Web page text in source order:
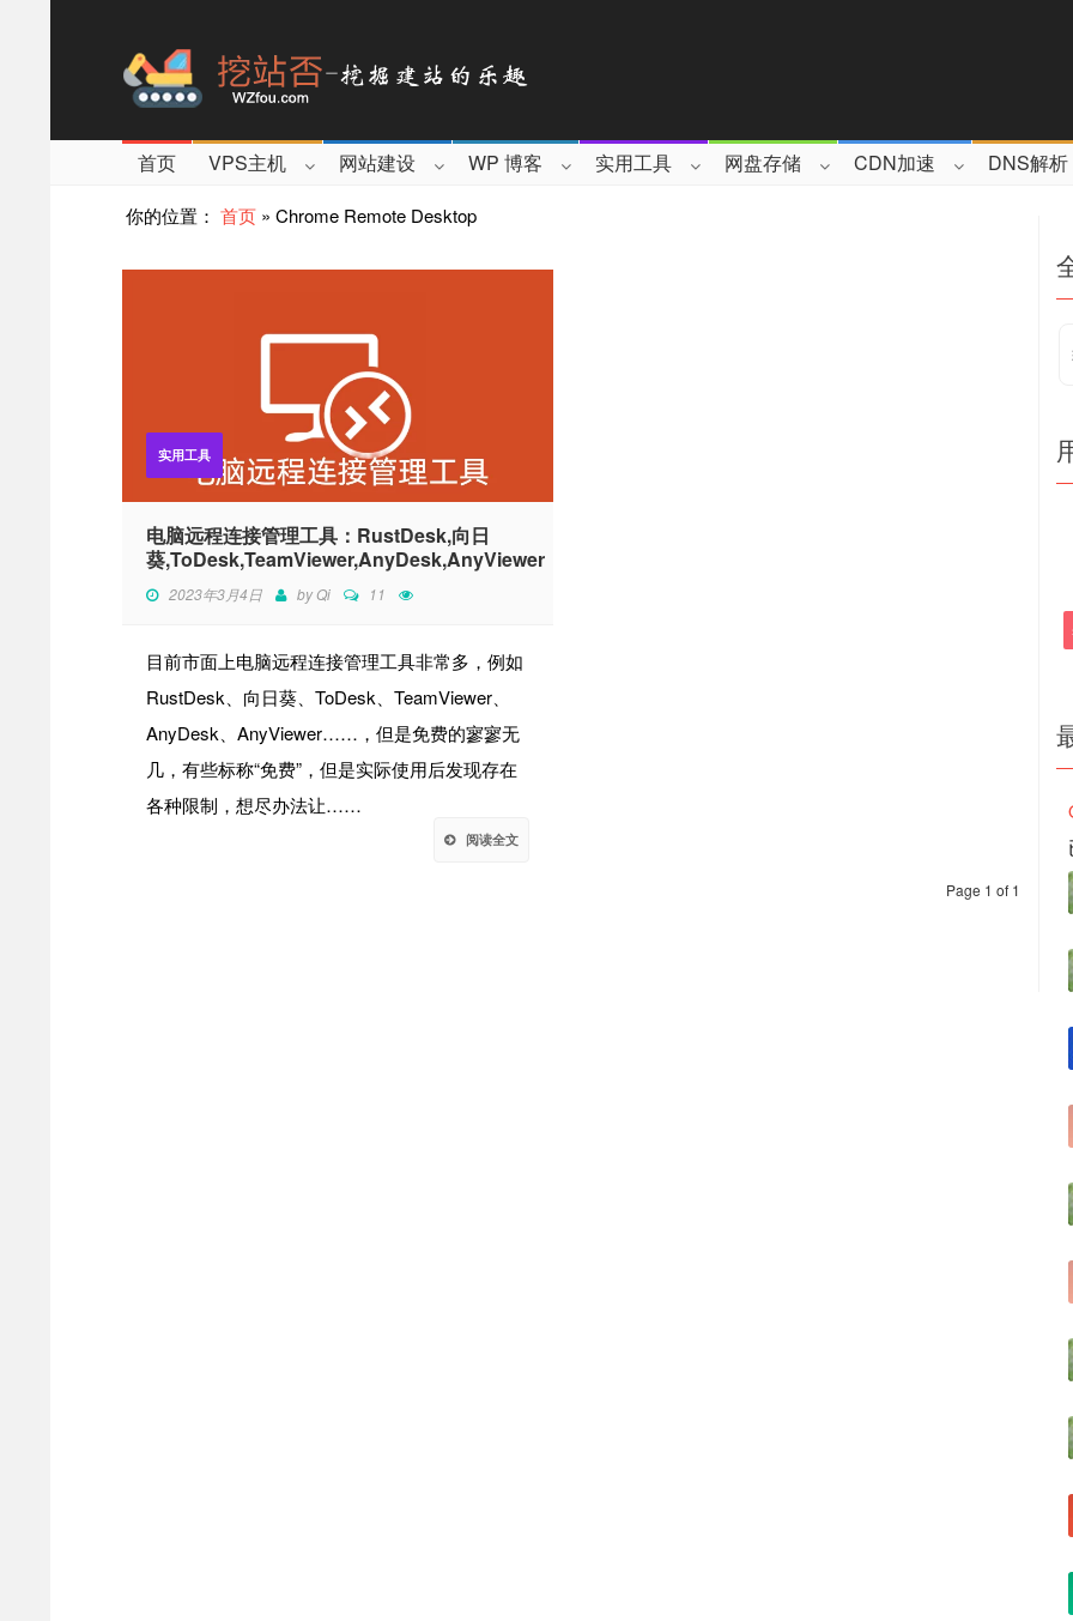
首页 VPS主机 网站建设 WP 博客 实用工具 网盘存储 CDN加速 DNS解析
你的位置： 首页 » Chrome Remote Desktop
实用工具
电脑远程连接管理工具：RustDesk,向日
葵,ToDesk,TeamViewer,AnyDesk,AnyViewer
2023年3月4日 byQi 11
目前市面上电脑远程连接管理工具非常多，例如
RustDesk、向日葵、ToDesk、TeamViewer、
AnyDesk、AnyViewer……，但是免费的寥寥无
几，有些标称“免费”，但是实际使用后发现存在
各种限制，想尽办法让……
阅读全文
Page 1 of 1